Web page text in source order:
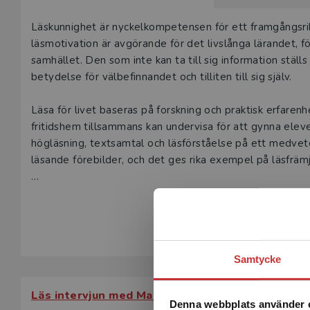
Samtycke
Denna webbplats använder
Beskrivning
Läskunnighet är nyckelkompetensen för ett
läsmotivation är avgörande för det livslånga lärandet,
samhället. Den som inte kan ta till sig information
betydelse för välbefinnandet och tilliten till sig själv.
Läsa för livet baseras på forskning och praktisk
fritidshem tillsammans kan undervisa för att gynna
högläsning, textsamtal och läsförståelse på ett
läsande förebilder, och det ges rika exempel på
Boken vänder sig till blivande och verksamma lärare,
Läs intervjun med Maria Heimer